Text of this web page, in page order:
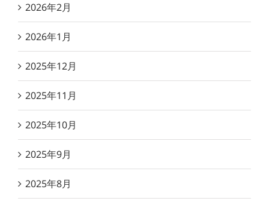
2026年2月
2026年1月
2025年12月
2025年11月
2025年10月
2025年9月
2025年8月